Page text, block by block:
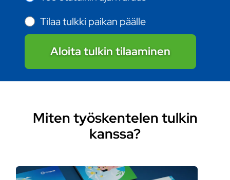
Tilaa tulkki paikan päälle
Aloita tulkin tilaaminen
Miten työskentelen tulkin
kanssa?